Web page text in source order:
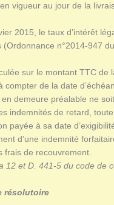
vigueur au jour de la
2015, le taux d’intérêt
(Ordonnance n°2014-947
sur le montant TTC de
compter de la date
en demeure préalable ne soit
indemnités de retard,
payée à sa date
d’une indemnité
frais de recouvrement.
12 et D. 441-5 du code de
résolutoire